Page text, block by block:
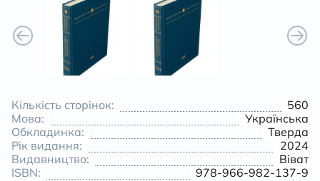
Кількість сторінок:
560
Мова:
Українська
Обкладинка:
Тверда
Рік видання:
2024
Видавництво:
Віват
ISBN:
978-966-982-137-9